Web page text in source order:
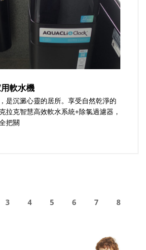
軟水機
是沉澱心靈的居所。享受自然乾淨的
拉克智慧高效軟水系統+除氯過濾器，
把關
3 4 5 6 7 8